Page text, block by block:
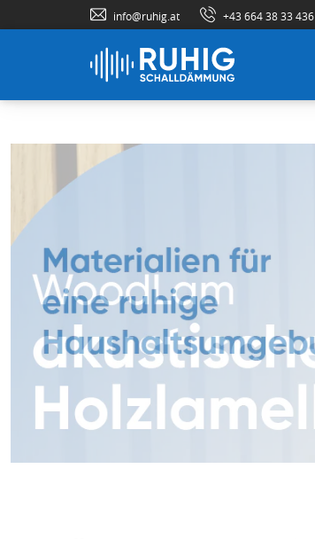
info@ruhig.at +43 664 38 33 436